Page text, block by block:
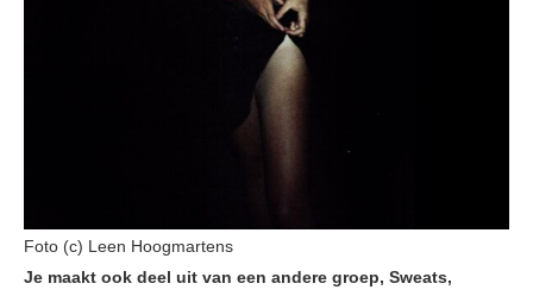
Foto (c) Leen Hoogmartens
Je maakt ook deel uit van een andere groep, Sweats,